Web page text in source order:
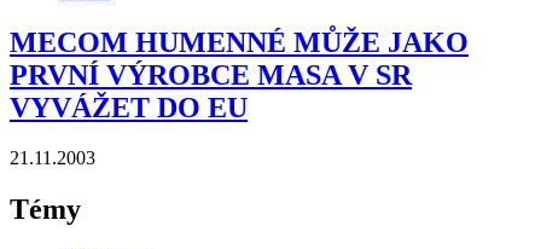
MECOM HUMENNÉ MŮŽE JAKO
PRVNÍ VÝROBCE MASA V SR
VYVÁŽET DO EU
21.11.2003
Témy